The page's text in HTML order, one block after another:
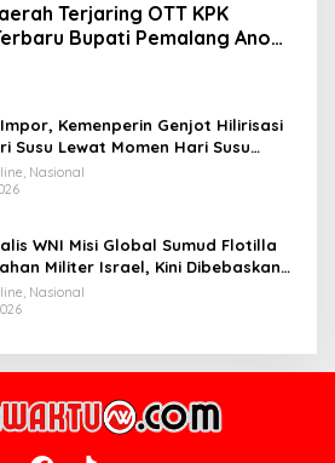
Terjaring OTT KPK
Bupati Pemalang Anom
Kemenperin Genjot Hilirisasi
Susu Lewat Momen Hari Susu
2026
Nasional
WNI Misi Global Sumud Flotilla
Militer Israel, Kini Dibebaskan
ke Istanbul
Nasional